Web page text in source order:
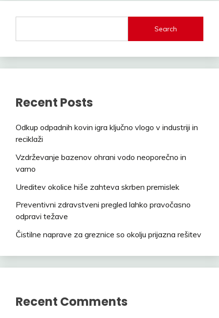
Search
Recent Posts
Odkup odpadnih kovin igra ključno vlogo v industriji in
reciklaži
Vzdrževanje bazenov ohrani vodo neoporečno in
varno
Ureditev okolice hiše zahteva skrben premislek
Preventivni zdravstveni pregled lahko pravočasno
odpravi težave
Čistilne naprave za greznice so okolju prijazna rešitev
Recent Comments